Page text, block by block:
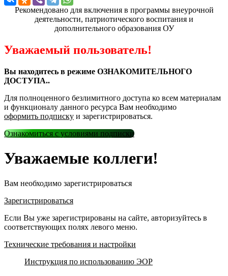
Рекомендовано для включения в программы внеурочной
деятельности, патриотического воспитания и
дополнительного образования ОУ
Уважаемый пользователь!
Вы находитесь в режиме ОЗНАКОМИТЕЛЬНОГО
ДОСТУПА..
Для полноценного безлимитного доступа ко всем материалам
и функционалу данного ресурса Вам необходимо
оформить подписку и зарегистрироваться.
Ознакомиться с условиями подписки
Уважаемые коллеги!
Вам необходимо зарегистрироваться
Зарегистрироваться
Если Вы уже зарегистрированы на сайте, авторизуйтесь в
соответствующих полях левого меню.
Технические требования и настройки
Инструкция по использованию ЭОР